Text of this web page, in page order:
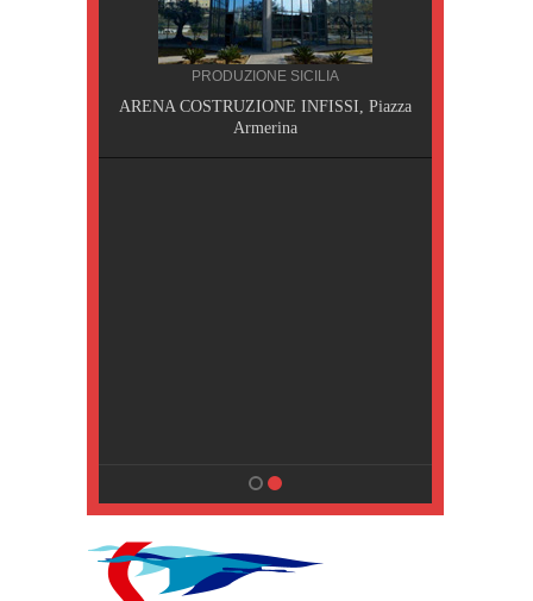
PRODUZIONE SICILIA
ARENA COSTRUZIONE INFISSI, Piazza
Armerina